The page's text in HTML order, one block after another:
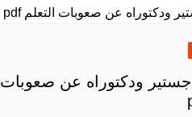
ودكتوراه عن صعوبات